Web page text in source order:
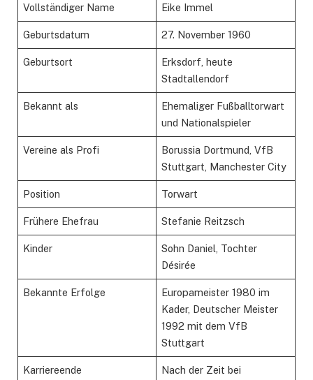
Vollständiger Name Eike Immel
Geburtsdatum 27. November 1960
Geburtsort
Erksdorf, heute
Stadtallendorf
Bekannt als
Ehemaliger Fußballtorwart
und Nationalspieler
Vereine als Profi
Borussia Dortmund, VfB
Stuttgart, Manchester City
Position Torwart
Frühere Ehefrau Stefanie Reitzsch
Kinder
Sohn Daniel, Tochter
Désirée
Bekannte Erfolge
Europameister 1980 im
Kader, Deutscher Meister
1992 mit dem VfB
Stuttgart
Karriereende
Nach der Zeit bei